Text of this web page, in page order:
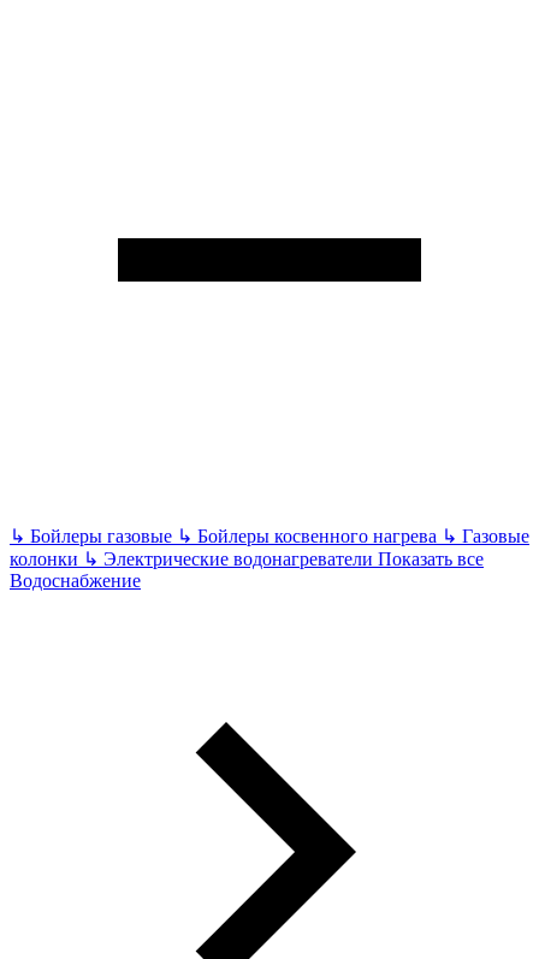
↳ Бойлеры газовые ↳ Бойлеры косвенного нагрева ↳ Газовые
колонки ↳ Электрические водонагреватели Показать все
Водоснабжение